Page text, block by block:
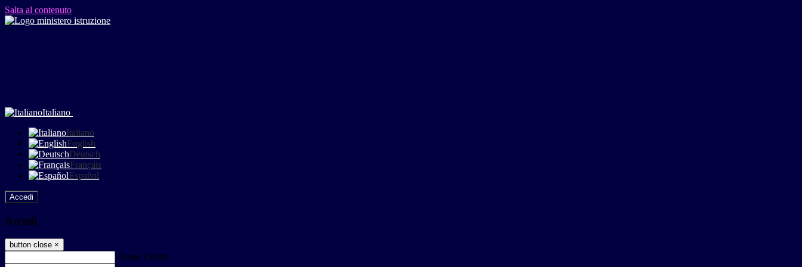
Salta al contenuto
Italiano
Italiano
English
Deutsch
Français
Español
Accedi
Accedi
button close ×
Nome Utente